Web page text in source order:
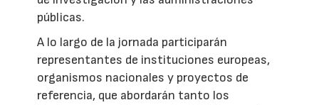
públicas.
A lo largo de la jornada participarán
representantes de instituciones europeas,
organismos nacionales y proyectos de
referencia, que abordarán tanto los